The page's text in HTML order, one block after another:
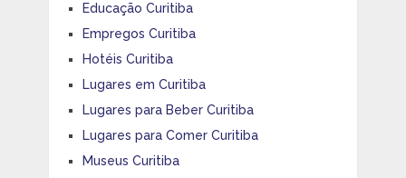
Educação Curitiba
Empregos Curitiba
Hotéis Curitiba
Lugares em Curitiba
Lugares para Beber Curitiba
Lugares para Comer Curitiba
Museus Curitiba